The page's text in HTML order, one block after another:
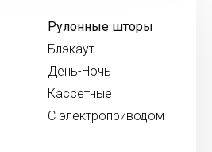
Рулонные шторы
Блэкаут
День-Ночь
Кассетные
С электроприводом